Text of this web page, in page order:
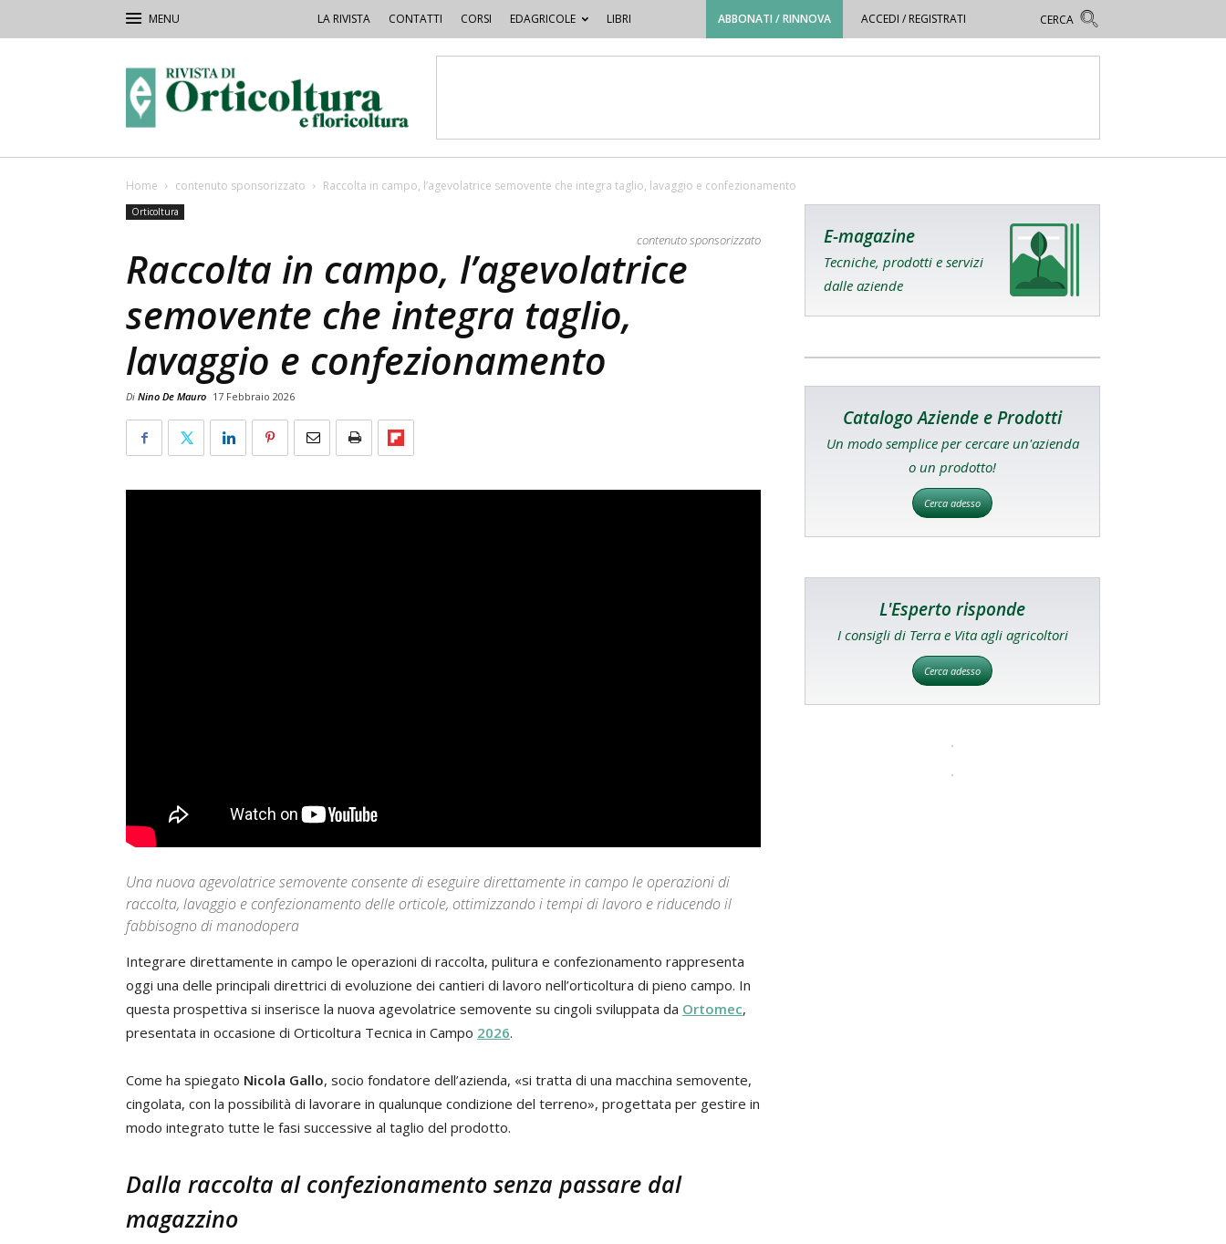
LA RIVISTA CONTATTI CORSI EDAGRICOLE LIBRI ABBONATI / RINNOVA ACCEDI / REGISTRATI
Orticoltura
Home contenuto sponsorizzato Raccolta in campo, l’agevolatrice semovente che integra taglio, lavaggio e confezionamento
Orticoltura
contenuto sponsorizzato
Raccolta in campo, l’agevolatrice
semovente che integra taglio,
lavaggio e confezionamento
Di Nino De Mauro 17 Febbraio 2026
Una nuova agevolatrice semovente consente di eseguire direttamente in campo le operazioni di
raccolta, lavaggio e confezionamento delle orticole, ottimizzando i tempi di lavoro e riducendo il
fabbisogno di manodopera
Integrare direttamente in campo le operazioni di raccolta, pulitura e confezionamento rappresenta
oggi una delle principali direttrici di evoluzione dei cantieri di lavoro nell’orticoltura di pieno campo. In
questa prospettiva si inserisce la nuova agevolatrice semovente su cingoli sviluppata da Ortomec,
presentata in occasione di Orticoltura Tecnica in Campo 2026.
Come ha spiegato Nicola Gallo, socio fondatore dell’azienda, «si tratta di una macchina semovente,
cingolata, con la possibilità di lavorare in qualunque condizione del terreno», progettata per gestire in
modo integrato tutte le fasi successive al taglio del prodotto.
Dalla raccolta al confezionamento senza passare dal
magazzino
E-magazine
Tecniche, prodotti e servizi
dalle aziende
Catalogo Aziende e Prodotti
Un modo semplice per cercare un'azienda
o un prodotto!
Cerca adesso
L'Esperto risponde
I consigli di Terra e Vita agli agricoltori
Cerca adesso